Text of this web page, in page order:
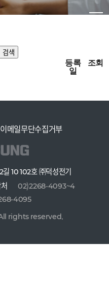
검색
등록
일
조회
이메일무단수집거부
10 102호 ㈜덕성전기
02)2268-4093~4
4095
rights reserved.